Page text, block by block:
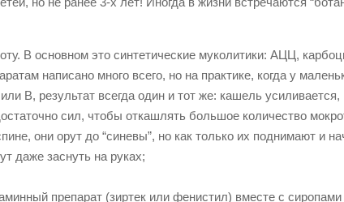
В основном это синтетические муколитики: АЦЦ,
написано много всего, но на практике, когда у
В, результат всегда один и тот же: кашель усиливается,
сил, чтобы откашлять большое количество
они орут до “синевы”, но как только их поднимают и
даже заснуть на руках;
препарат (зиртек или фенистил) вместе с